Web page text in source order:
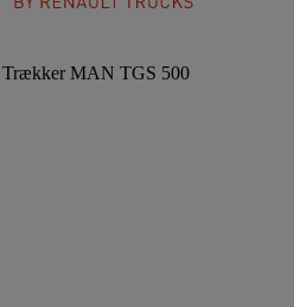
Trækker MAN TGS 500